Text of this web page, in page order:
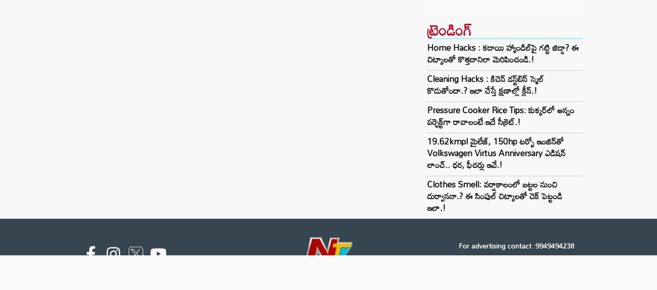
ట్రెండింగ్‌
Home Hacks : కడాయి హ్యాండిల్‌పై గట్టి జిడ్డా? ఈ
చిట్కాలతో కొత్తదానిలా మెరిపించండి.!
Cleaning Hacks : కిచెన్ డస్ట్‌బిన్ స్మెల్
కొడుతోందా.? ఇలా చేస్తే క్షణాల్లో క్లీన్.!
Pressure Cooker Rice Tips: కుక్కర్‌లో అన్నం
పర్ఫెక్ట్‌గా రావాలంటే ఇదే సీక్రెట్.!
19.62kmpl మైలేజ్, 150hp టర్బో ఇంజిన్‌తో
Volkswagen Virtus Anniversary ఎడిషన్
లాంచ్.. ధర, ఫీచర్లు ఇవే.!
Clothes Smell: వర్షాకాలంలో బట్టల నుంచి
దుర్వాసనా.? ఈ సింపుల్ చిట్కాలతో చెక్ పెట్టండి
ఇలా.!
For advertising contact :9949494238
Email: digital@ntvnetwork.com